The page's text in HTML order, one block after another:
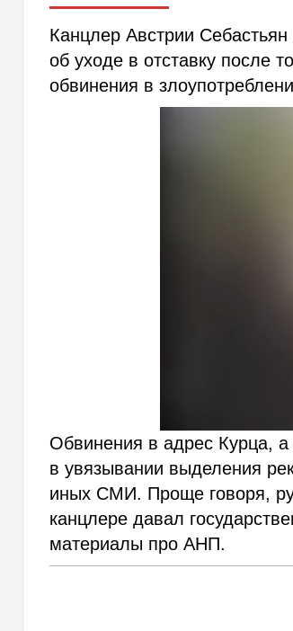
Канцлер Австрии
об уходе в отставку после
обвинения в
Обвинения в адрес Курца, а
в увязывании выделения
иных СМИ. Проще говоря,
канцлере давал
материалы про АНП.